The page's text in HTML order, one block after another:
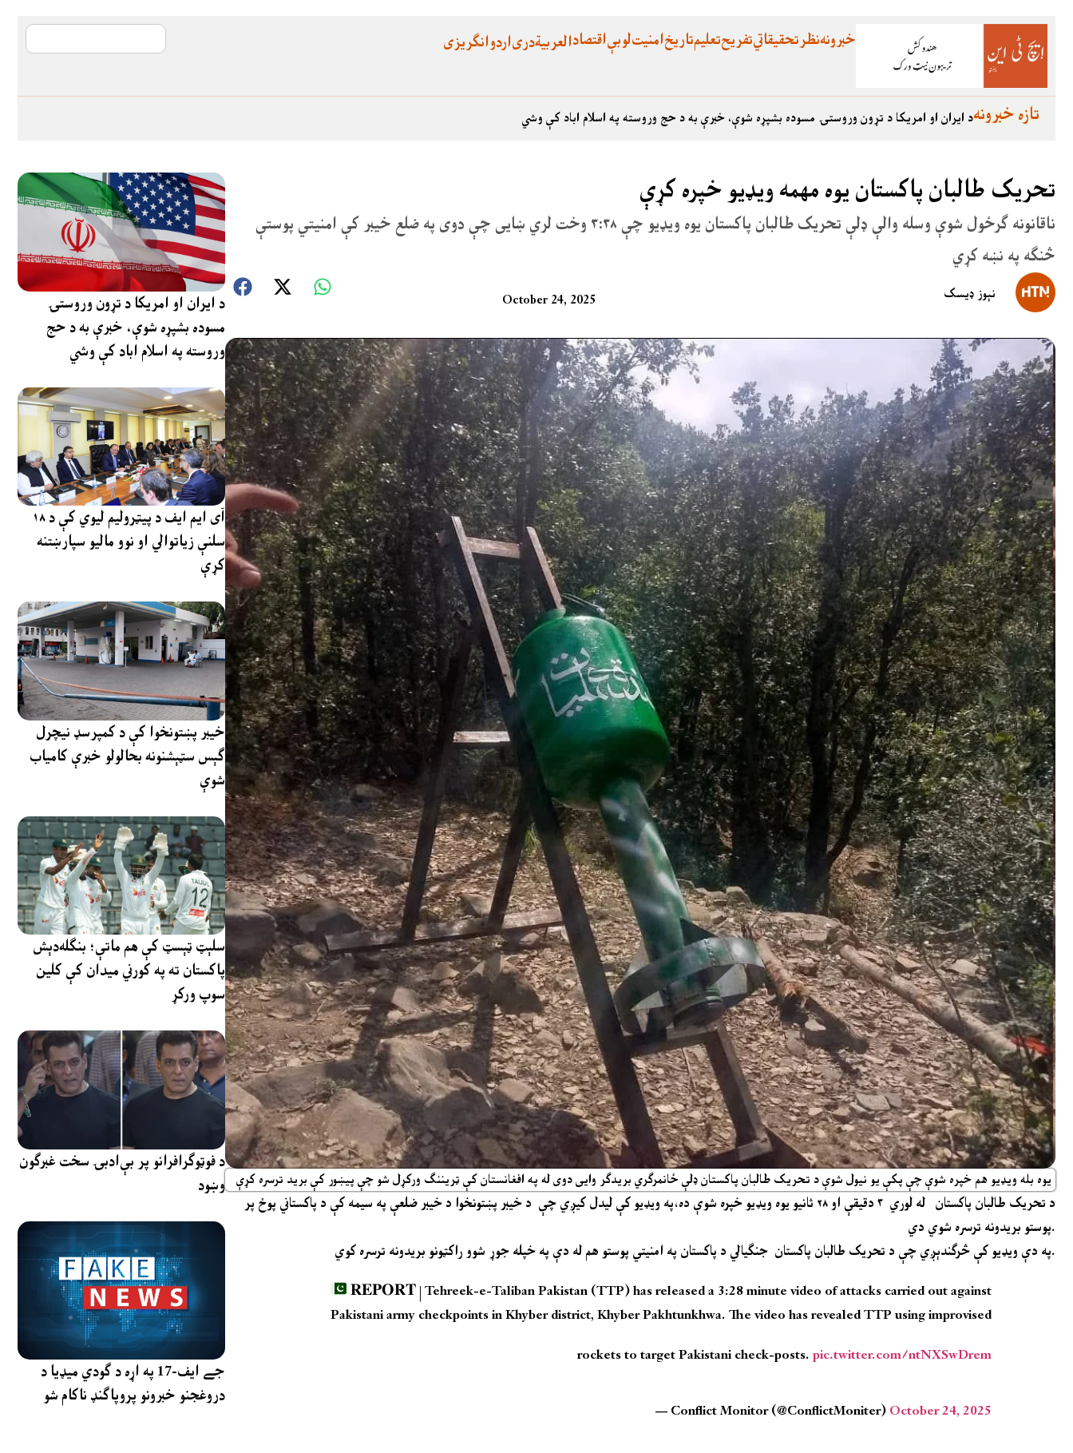
اقتصادلوبېامنیتتاریختعلیمتفریحتحقیقاتينظرخبرونه انگریزیاردودریالعربية
د ایران او امریکا د تړون وروستۍ مسوده بشپړه شوې، خبرې به د حج وروسته په اسلام اباد کې وشيتازه خبرونه
د ایران او امریکا د تړون وروستۍ
مسوده بشپړه شوې، خبرې به د حج
وروسته په اسلام اباد کې وشي
آی ایم ایف د پیټرولیم لیوي کې د ۱۸
سلنې زیاتوالي او نوو مالیو سپارښتنه
کړې
خیبر پښتونخوا کې د کمپرسډ نیچرل
ګېس سټېشنونه بحالولو خبرې کامیاب
شوې
سلېټ ټېسټ کې هم ماتې؛ بنګله‌دېش
پاکستان ته په کورني میدان کې کلین
سوپ ورکړ
د فوټوګرافرانو پر بې‌ادبۍ سخت غبرګون
وښود
جے ایف-17 په اړه د ګودي میډیا د
دروغجنو خبرونو پروپاګنډ ناکام شو
تحریک طالبان پاکستان یوه مهمه ویډیو خپره کړې
ناقانونه ګرځول شوې وسله والې ډلې تحریک طالبان پاکستان یوه ویډیو چې ۳:۳۸ وخت لري ښایی چې دوی په ضلع خیبر کې امنیتي پوستې
څنګه په نښه کړي
October 24, 2025 نېوز ډیسک
یوه بله ویډیو هم خپره شوې چې پکې یو نیول شوې د تحریک طالبان پاکستان ډلې ځانمرګري بریدګر وایی دوی له په افغانستان کې ټریننګ ورکړل شو چې پیښور کې برید ترسره کړې
د تحریک طالبان پاکستان له لوري ۳ دقيقې او ۲۸ ثانیو یوه ویډیو خپره شوې ده،په ویډیو کې لیدل کیږي چې د خیبر پښتونخوا د خیبر ضلعې په سیمه کې د پاکستاني پوځ پر
پوستو بریدونه ترسره شوي دي.
په دې ویډیو کې څرګندېږي چې د تحریک طالبان پاکستان جنګیالي د پاکستان په امنیتي پوستو هم له دې په خپله جوړ شوو راکټونو بریدونه ترسره کوي.
𝐑𝐄𝐏𝐎𝐑𝐓 | Tehreek-e-Taliban Pakistan (TTP) has released a 3:28 minute video of attacks carried out against
Pakistani army checkpoints in Khyber district, Khyber Pakhtunkhwa. The video has revealed TTP using improvised
rockets to target Pakistani check-posts.pic.twitter.com/ntNXSwDrem
— Conflict Monitor (@ConflictMoniter)October 24, 2025